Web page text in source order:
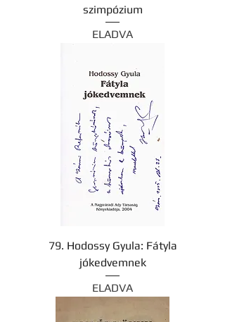
szimpózium
ELADVA
79. Hodossy Gyula: Fátyla
jókedvemnek
ELADVA